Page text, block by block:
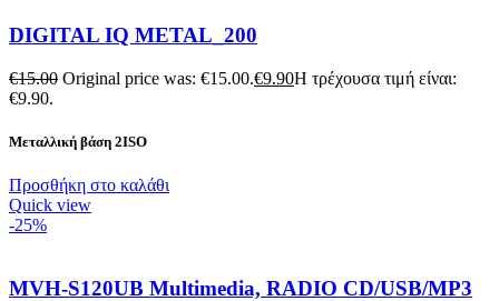
DIGITAL IQ METAL_200
€15.00 Original price was: €15.00.€9.90Η τρέχουσα τιμή είναι:
€9.90.
Μεταλλική βάση 2ISO
Προσθήκη στο καλάθι
Quick view
-25%
MVH-S120UB Multimedia, RADIO CD/USB/MP3